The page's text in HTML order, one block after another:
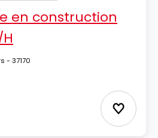
en construction
- 37170
Ajouter